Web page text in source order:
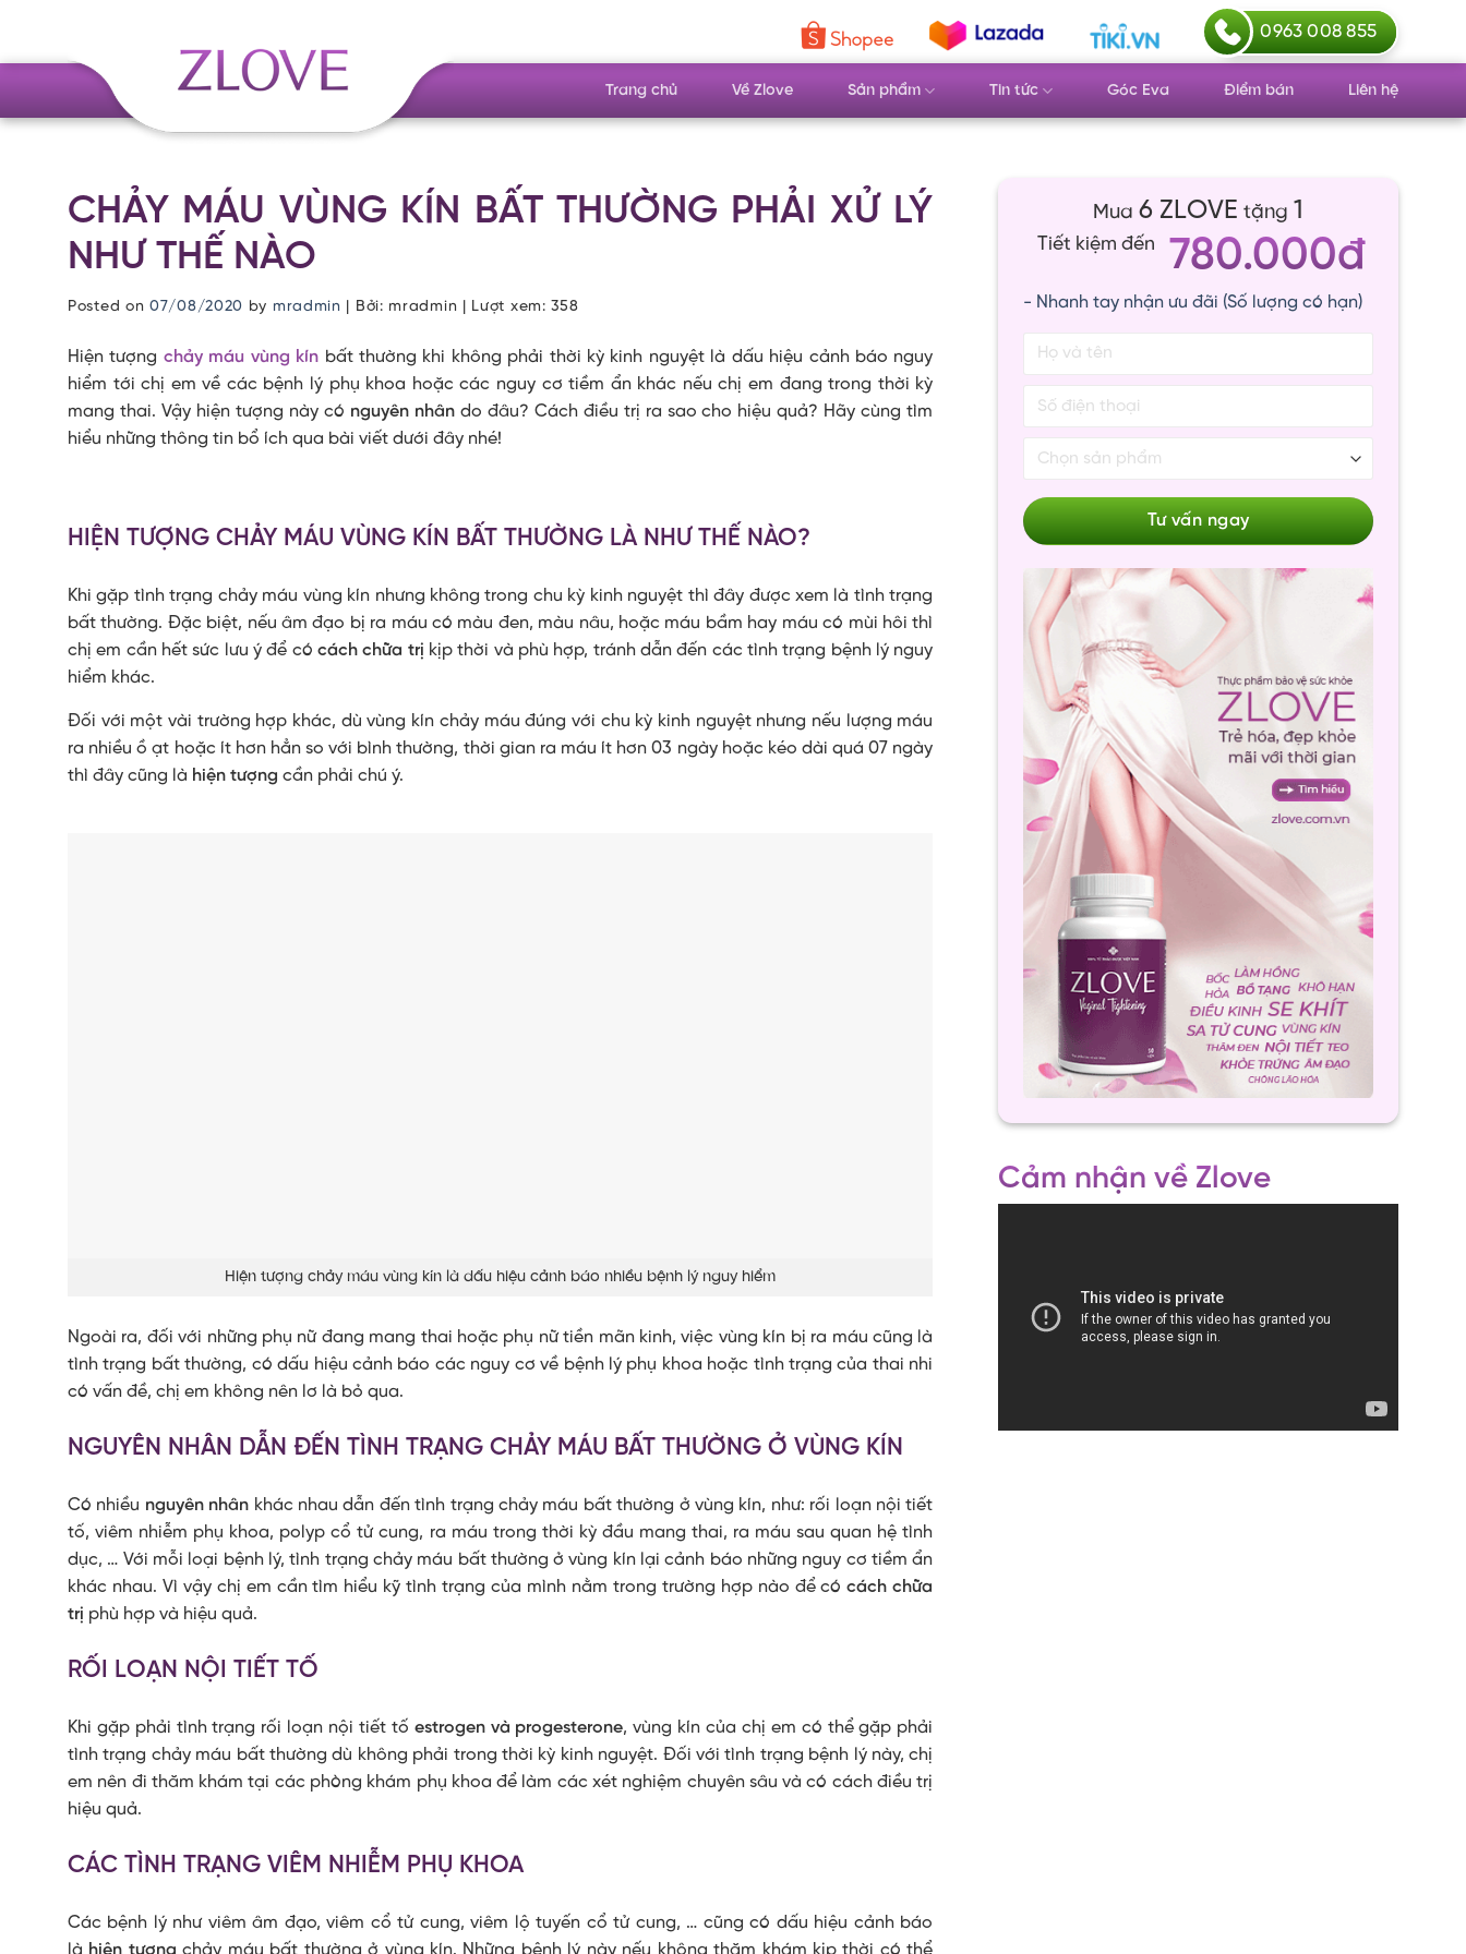
content
0963 008 855
Trang chủ Về Zlove Sản phẩm Tin tức Góc Eva Điểm bán Liên hệ
CHẢY MÁU VÙNG KÍN BẤT THƯỜNG PHẢI XỬ LÝ
NHƯ THẾ NÀO
Posted on 07/08/2020 by mradmin | Bởi: mradmin | Lượt xem:358
Hiện tượng chảy máu vùng kín bất thường khi không phải thời kỳ kinh nguyệt là dấu hiệu cảnh báo nguy
hiểm tới chị em về các bệnh lý phụ khoa hoặc các nguy cơ tiềm ẩn khác nếu chị em đang trong thời kỳ
mang thai. Vậy hiện tượng này có nguyên nhândo đâu? Cách điều trị ra sao cho hiệu quả? Hãy cùng tìm
hiểu những thông tin bổ ích qua bài viết dưới đây nhé!
HIỆN TƯỢNG CHẢY MÁU VÙNG KÍN BẤT THƯỜNG LÀ NHƯ THẾ NÀO?
Khi gặp tình trạng chảy máu vùng kín nhưng không trong chu kỳ kinh nguyệt thì đây được xem là tình trạng
bất thường. Đặc biệt, nếu âm đạo bị ra máu có màu đen, màu nâu, hoặc máu bầm hay máu có mùi hôi thì
chị em cần hết sức lưu ý để có cách chữa trị kịp thời và phù hợp, tránh dẫn đến các tình trạng bệnh lý nguy
hiểm khác.
Đối với một vài trường hợp khác, dù vùng kín chảy máu đúng với chu kỳ kinh nguyệt nhưng nếu lượng máu
ra nhiều ồ ạt hoặc ít hơn hẳn so với bình thường, thời gian ra máu ít hơn 03 ngày hoặc kéo dài quá 07 ngày
thì đây cũng là hiện tượng cần phải chú ý.
Hiện tượng chảy máu vùng kín là dấu hiệu cảnh báo nhiều bệnh lý nguy hiểm
Ngoài ra, đối với những phụ nữ đang mang thai hoặc phụ nữ tiền mãn kinh, việc vùng kín bị ra máu cũng là
tình trạng bất thường, có dấu hiệu cảnh báo các nguy cơ về bệnh lý phụ khoa hoặc tình trạng của thai nhi
có vấn đề, chị em không nên lơ là bỏ qua.
NGUYÊN NHÂN DẪN ĐẾN TÌNH TRẠNG CHẢY MÁU BẤT THƯỜNG Ở VÙNG KÍN
Có nhiều nguyên nhân khác nhau dẫn đến tình trạng chảy máu bất thường ở vùng kín, như: rối loạn nội tiết
tố, viêm nhiễm phụ khoa, polyp cổ tử cung, ra máu trong thời kỳ đầu mang thai, ra máu sau quan hệ tình
dục, … Với mỗi loại bệnh lý, tình trạng chảy máu bất thường ở vùng kín lại cảnh báo những nguy cơ tiềm ẩn
khác nhau. Vì vậy chị em cần tìm hiểu kỹ tình trạng của mình nằm trong trường hợp nào để cócách chữa
trị phù hợp và hiệu quả.
RỐI LOẠN NỘI TIẾT TỐ
Khi gặp phải tình trạng rối loạn nội tiết tố estrogen và progesterone, vùng kín của chị em có thể gặp phải
tình trạng chảy máu bất thường dù không phải trong thời kỳ kinh nguyệt. Đối với tình trạng bệnh lý này, chị
em nên đi thăm khám tại các phòng khám phụ khoa để làm các xét nghiệm chuyên sâu và có cách điều trị
hiệu quả.
CÁC TÌNH TRẠNG VIÊM NHIỄM PHỤ KHOA
Các bệnh lý như viêm âm đạo, viêm cổ tử cung, viêm lộ tuyến cổ tử cung, … cũng có dấu hiệu cảnh báo
là hiện tượng chảy máu bất thường ở vùng kín. Những bệnh lý này nếu không thăm khám kịp thời có thể
Mua6 ZLOVE tặng 1
Tiết kiệm đến 780.000đ
- Nhanh tay nhận ưu đãi (Số lượng có hạn)
Cảm nhận về Zlove